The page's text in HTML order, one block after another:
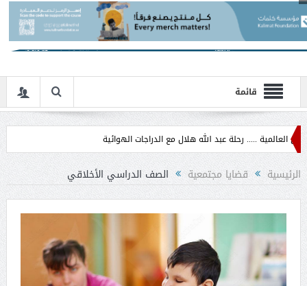
قائمة
..... رحلة عبد الله هلال مع الدراجات الهوائية
الرئيسية قضايا مجتمعية الصف الدراسي الأخلاقي